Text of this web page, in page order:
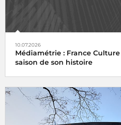
10.07.2026
Médiamétrie : France
saison de son histoire